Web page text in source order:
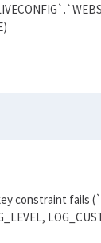
constraint fails